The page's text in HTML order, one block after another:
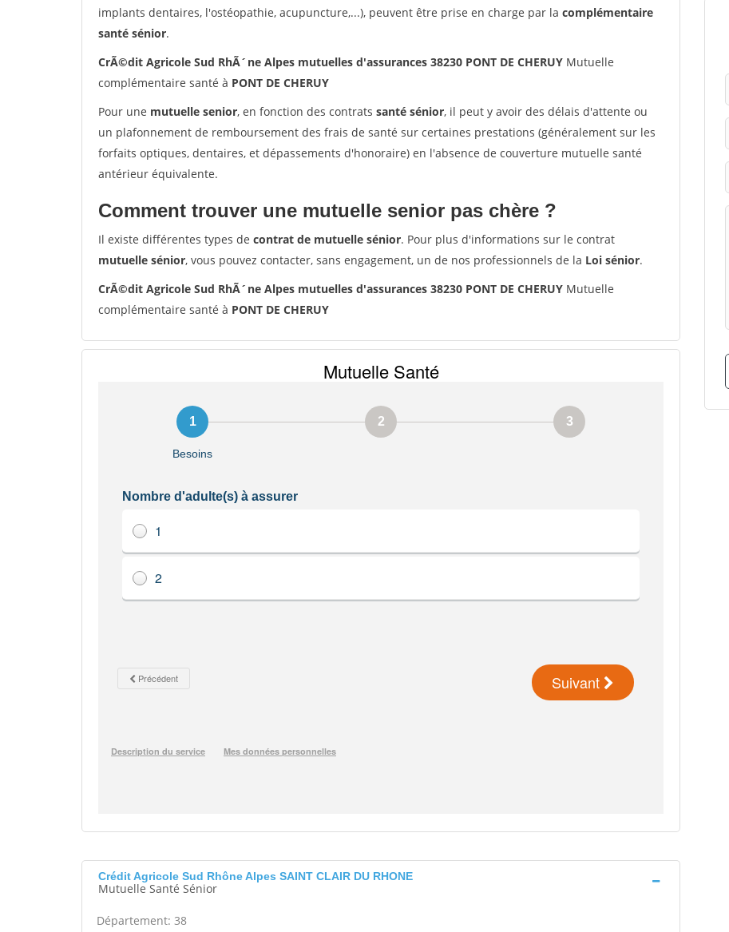
implants dentaires, l'ostéopathie, acupuncture,...), peuvent être prise en charge par la complémentaire
santé sénior.
CrÃ©dit Agricole Sud RhÃ´ne Alpes mutuelles d'assurances 38230 PONT DE CHERUY Mutuelle
complémentaire santé à PONT DE CHERUY
Pour une mutuelle senior, en fonction des contrats santé sénior, il peut y avoir des délais d'attente ou
un plafonnement de remboursement des frais de santé sur certaines prestations (généralement sur les
forfaits optiques, dentaires, et dépassements d'honoraire) en l'absence de couverture mutuelle santé
antérieur équivalente.
Comment trouver une mutuelle senior pas chère ?
Il existe différentes types de contrat de mutuelle sénior. Pour plus d'informations sur le contrat
mutuelle sénior, vous pouvez contacter, sans engagement, un de nos professionnels de la Loi sénior.
CrÃ©dit Agricole Sud RhÃ´ne Alpes mutuelles d'assurances 38230 PONT DE CHERUY Mutuelle
complémentaire santé à PONT DE CHERUY
Crédit Agricole Sud Rhône Alpes SAINT CLAIR DU RHONE
Mutuelle Santé Sénior
Département: 38